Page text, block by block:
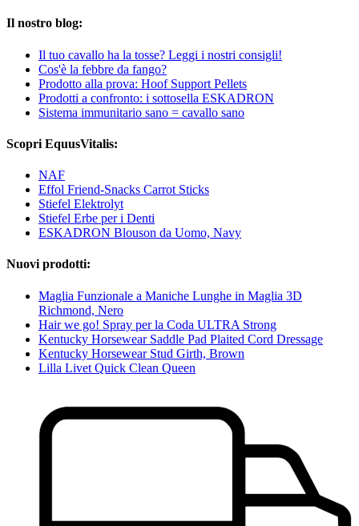
Il nostro blog:
Il tuo cavallo ha la tosse? Leggi i nostri consigli!
Cos'è la febbre da fango?
Prodotto alla prova: Hoof Support Pellets
Prodotti a confronto: i sottosella ESKADRON
Sistema immunitario sano = cavallo sano
Scopri EquusVitalis:
NAF
Effol Friend-Snacks Carrot Sticks
Stiefel Elektrolyt
Stiefel Erbe per i Denti
ESKADRON Blouson da Uomo, Navy
Nuovi prodotti:
Maglia Funzionale a Maniche Lunghe in Maglia 3D
Richmond, Nero
Hair we go! Spray per la Coda ULTRA Strong
Kentucky Horsewear Saddle Pad Plaited Cord Dressage
Kentucky Horsewear Stud Girth, Brown
Lilla Livet Quick Clean Queen